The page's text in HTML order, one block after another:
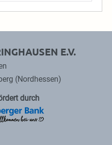
E.V.
(Nordhessen)
durch